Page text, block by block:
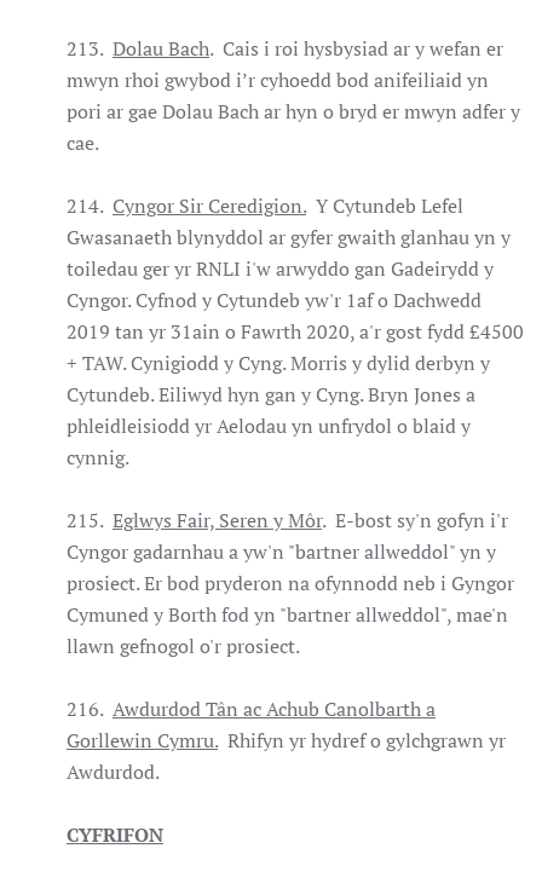
213. Dolau Bach. Cais i roi hysbysiad ar y wefan er
mwyn rhoi gwybod i’r cyhoedd bod anifeiliaid yn
pori ar gae Dolau Bach ar hyn o bryd er mwyn adfer y
cae.
214. Cyngor Sir Ceredigion.Y Cytundeb Lefel
Gwasanaeth blynyddol ar gyfer gwaith glanhau yn y
toiledau ger yr RNLI i'w arwyddo gan Gadeirydd y
Cyngor. Cyfnod y Cytundeb yw'r 1af o Dachwedd
2019 tan yr 31ain o Fawrth 2020, a'r gost fydd £4500
+ TAW. Cynigiodd y Cyng. Morris y dylid derbyn y
Cytundeb. Eiliwyd hyn gan y Cyng. Bryn Jones a
phleidleisiodd yr Aelodau yn unfrydol o blaid y
cynnig.
215. Eglwys Fair, Seren y Môr. E-bost sy'n gofyn i'r
Cyngor gadarnhau a yw'n "bartner allweddol" yn y
prosiect. Er bod pryderon na ofynnodd neb i Gyngor
Cymuned y Borth fod yn "bartner allweddol", mae'n
llawn gefnogol o'r prosiect.
216. Awdurdod Tân ac Achub Canolbarth a
Gorllewin Cymru.Rhifyn yr hydref o gylchgrawn yr
Awdurdod.
CYFRIFON